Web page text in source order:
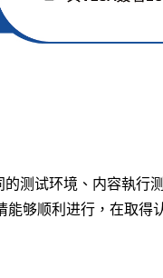
测试环境、内容執行
能够顺利进行，在取